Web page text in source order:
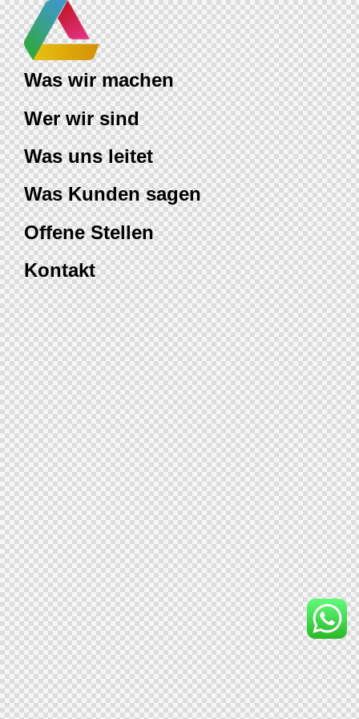
Was wir machen
Wer wir sind
Was uns leitet
Was Kunden sagen
Offene Stellen
Kontakt